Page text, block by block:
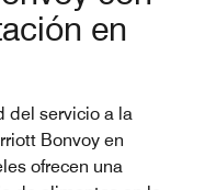
en
del servicio a la
Bonvoy en
ofrecen una